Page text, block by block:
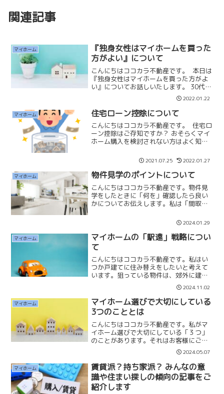
関連記事
マイホーム
『独身女性はマイホームを買った
方がよい』について
こんにちはココカラ不動産です。 本日は
『独身女性はマイホームを買った方がよ
い』についてお話しいたします。 30代か
ら40代の独身女性の方は将来について
色々考えることも多いと思います。『結
婚』『子供』『お金』『将来』『老後』
など不安や悩みを...
2022.01.22
マイホーム 住宅ローン控除について
こんにちはココカラ不動産です。 住宅ロ
ーン控除はご存知ですか？ おそらくマイ
ホーム購入を検討されない方はよく知ら
があるだけで私は『マイホーム購入』だ
とも思っています。 年末の住宅ローン残
高の1％を10...
2021.07.25 2022.01.27
マイホーム 物件見学のポイントについて
こんにちはココカラ不動産です。物件見
学をしたときに「何を」確認したら良い
かについてお伝えします。私は「間取
しています。沢山の物件を見学している
と使いづらそうな間取りも沢山ありま
す。LDKを見学していて「ダ...
2024.01.29
マイホーム
マイホームの「駅遠」戦略につい
て
こんにちはココカラ不動産です。私はい
つか戸建てに住み替えをしたいと考えて
います。狙っている物件は、郊外に建築
されている大手ハウスメーカー施工のと
ても大きな中古戸建てで、尚且つ土地も
広い物件です。そのような豪邸を探すと
最寄り駅から２０分、３０...
2024.11.02
マイホーム
マイホーム選びで大切にしている
3つのこととは
こんにちはココカラ不動産です。私がマ
イホーム選びで大切にしている「３つ」
のことがあります。それはお客様にご提
案するときにも必ず確認をしていること
になります。【価値】マイホーム選びで
一番大切だと考えているのは「価値」で
す。それは一概に「駅近だ...
2024.05.07
マイホーム
賃貸派？持ち家派？ みんなの意
識や住まい探しの傾向の記事をご
紹介します